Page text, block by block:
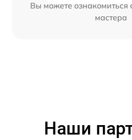
Вы можете ознакомиться
мастера
Наши